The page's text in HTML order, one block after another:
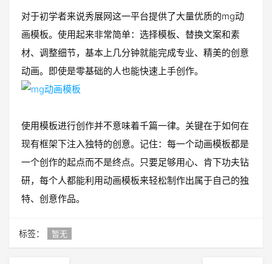
对于初学者来说秀展网这一平台提供了大量优质的mg动
画模板。使用起来非常简单：选择模板、替换文案和素
材、调整细节，基本上几分钟就能完成专业、精美的创意
动画。即使是零基础的人也能快速上手创作。
使用模板进行创作并不意味着千篇一律。关键在于如何在
现有框架下注入独特的创意。记住：每一个动画模板都是
一个创作的起点而不是终点。只要足够用心、肯下功夫钻
研，每个人都能利用动画模板来轻松制作出属于自己的独
特、创意作品。
标签： 暂无